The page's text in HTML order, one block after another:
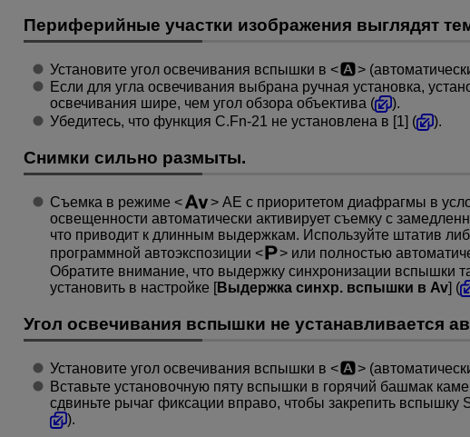
Периферийные участки изображения выглядят
Установите угол освечивания вспышки в
Если для угла освечивания выбрана ручная установка,
освечивания шире, чем угол обзора объектива (
).
Убедитесь, что функция C.Fn-21 не установлена в [1] (
).
Снимки сильно размыты.
Съемка в режиме
AE с приоритетом диафрагмы в
освещенности автоматически активирует съемку с
что приводит к длинным выдержкам. Используйте штатив
программной автоэкспозиции
или полностью
Обратите внимание, что выдержку синхронизации вспышки
установить в настройке [Выдержка синхр. вспышки в Av] (
Угол освечивания вспышки не устанавливается
Установите угол освечивания вспышки в
Вставьте установочную пяту вспышки в горячий башмак
сдвиньте рычаг фиксации вправо, чтобы закрепить вспышку
).